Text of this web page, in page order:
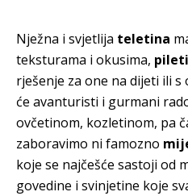
Nježna i svjetlija teletina
teksturama i okusima,
rješenje za one na dijeti ili
će avanturisti i gurmani
ovčetinom, kozletinom, pa
zaboravimo ni famozno
koje se najčešće sastoji od
govedine i svinjetine koje